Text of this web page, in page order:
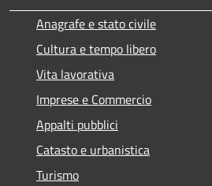
Anagrafe e stato civile
Cultura e tempo libero
Vita lavorativa
Imprese e Commercio
Appalti pubblici
Catasto e urbanistica
Turismo